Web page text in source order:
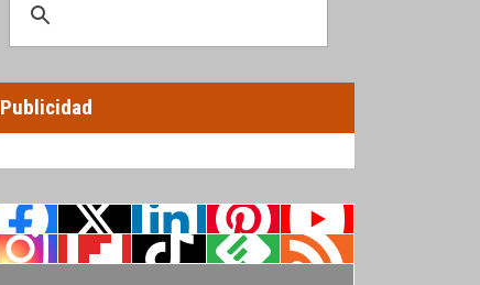
Publicidad